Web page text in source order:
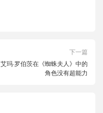
下一篇
艾玛·罗伯茨在《蜘蛛夫人》中的
角色没有超能力